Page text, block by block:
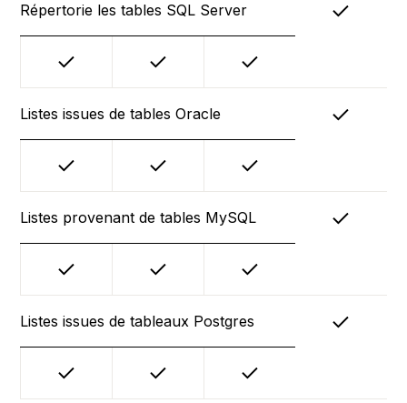
Répertorie les tables SQL Server
Listes issues de tables Oracle
Listes provenant de tables MySQL
Listes issues de tableaux Postgres